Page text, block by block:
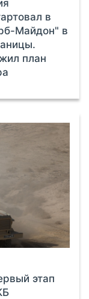
в
Майдон" в
план
этап